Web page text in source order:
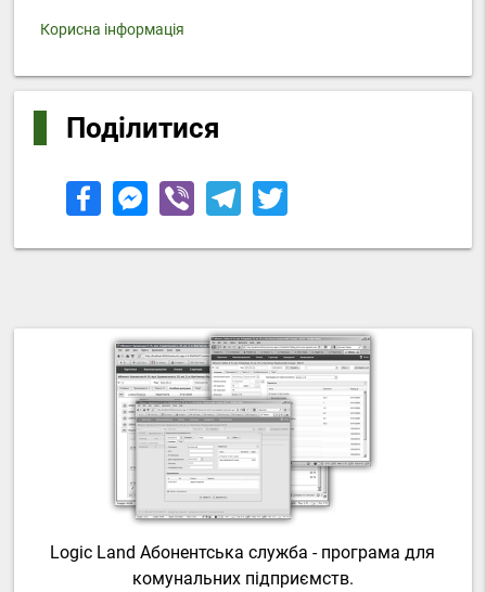
Корисна інформація
Поділитися
Logic Land Абонентська служба - програма для
комунальних підприємств.